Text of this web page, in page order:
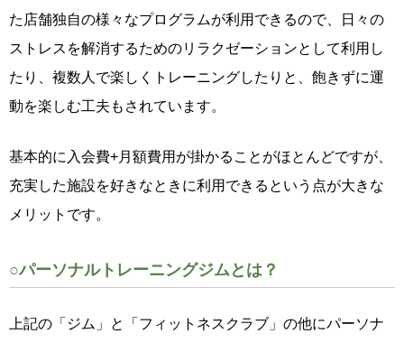
た店舗独自の様々なプログラムが利用できるので、日々の
ストレスを解消するためのリラクゼーションとして利用し
たり、複数人で楽しくトレーニングしたりと、飽きずに運
動を楽しむ工夫もされています。
基本的に入会費+月額費用が掛かることがほとんどですが、
充実した施設を好きなときに利用できるという点が大きな
メリットです。
○パーソナルトレーニングジムとは？
上記の「ジム」と「フィットネスクラブ」の他にパーソナ